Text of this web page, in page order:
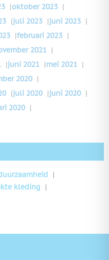
|oktober 2023 |
|juli 2023 |juni 2023 |
|februari 2023 |
2021 |
|juni 2021 |mei 2021 |
2020 |
|juli 2020 |juni 2020 |
2020 |
kleding